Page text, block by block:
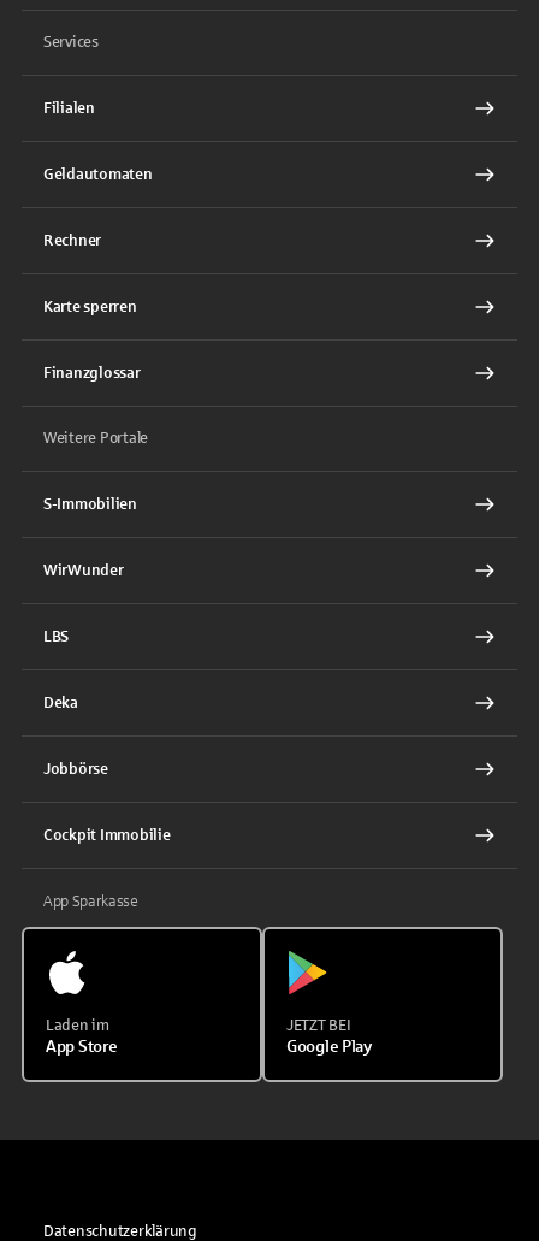
Services
Filialen
Geldautomaten
Rechner
Karte sperren
Finanzglossar
Weitere Portale
S-Immobilien
WirWunder
LBS
Deka
Jobbörse
Cockpit Immobilie
App Sparkasse
Laden im
App Store
JETZT BEI
Google Play
Datenschutzerklärung